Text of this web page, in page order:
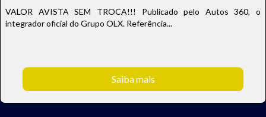
VALOR AVISTA SEM TROCA!!! Publicado pelo Autos 360, o
integrador oficial do Grupo OLX. Referência...
Saiba mais